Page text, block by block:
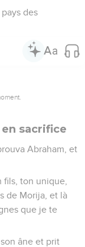
des
sacrifice
Abraham, et
fils, ton unique,
de Morija, et là
que je te
âne et prit